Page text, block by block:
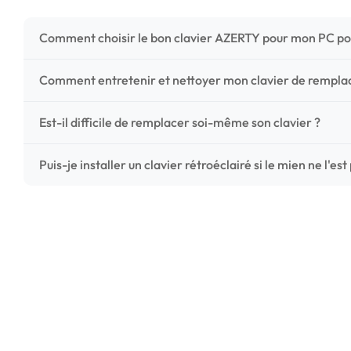
Comment choisir le bon clavier AZERTY pour mon PC
Pour ne pas vous tromper, vérifiez trois points critiques
Comment entretenir et nettoyer mon clavier de
Un entretien régulier prolonge la vie de vos touches.
Est-il difficile de remplacer soi-même son clavier ?
C'est une réparation accessible et très économique !
Puis-je installer un clavier rétroéclairé si le mien ne l'est